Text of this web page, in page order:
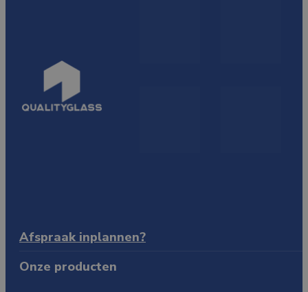
Afspraak inplannen?
Hendrik Figeeweg 3 C
Onze producten